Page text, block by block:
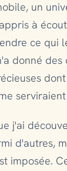
un
à
ce qui
donné des
j'ai
d'autres,
imposée.